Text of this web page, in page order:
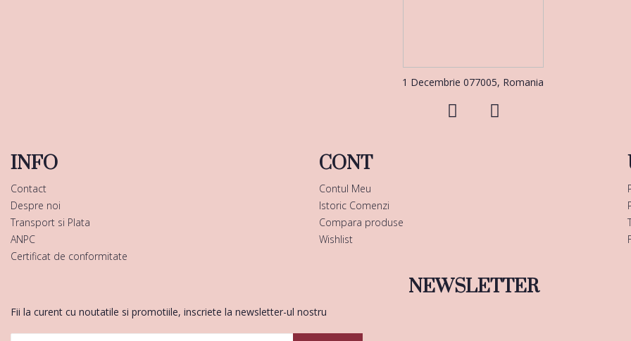
1 Decembrie 077005, Romania
INFO
Contact
Despre noi
Transport si Plata
ANPC
Certificat de conformitate
CONT
Contul Meu
Istoric Comenzi
Compara produse
Wishlist
NEWSLETTER
Fii la curent cu noutatile si promotiile, inscriete la newsletter-ul nostru